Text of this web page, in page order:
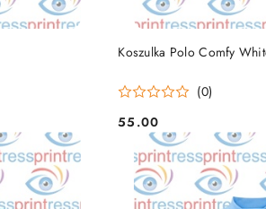
Koszulka Polo Comfy
(0)
Cena:
55.00
DO